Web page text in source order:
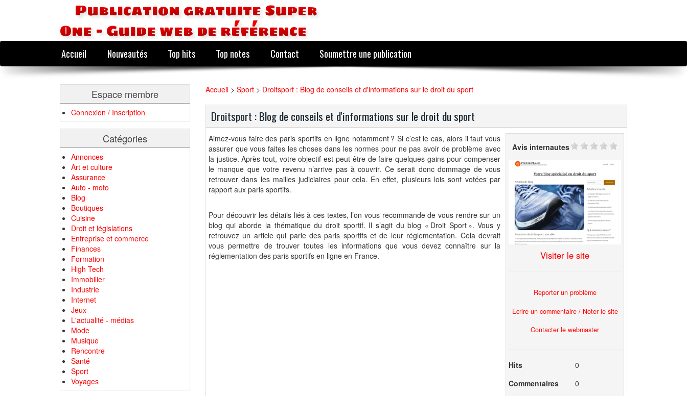
Publication gratuite Super
One - Guide web de référence
Accueil Nouveautés Top hits Top notes Contact Soumettre une publication
Espace membre
Connexion / Inscription
Catégories
Annonces
Art et culture
Assurance
Auto - moto
Blog
Boutiques
Cuisine
Droit et législations
Entreprise et commerce
Finances
Formation
High Tech
Immobilier
Industrie
Internet
Jeux
L'actualité - médias
Mode
Musique
Rencontre
Santé
Sport
Voyages
Accueil > Sport > Droitsport : Blog de conseils et d'informations sur le droit du sport
Droitsport : Blog de conseils et d'informations sur le droit du sport
Aimez-vous faire des paris sportifs en ligne notamment ? Si c’est le cas, alors il faut vous
assurer que vous faites les choses dans les normes pour ne pas avoir de problème avec
la justice. Après tout, votre objectif est peut-être de faire quelques gains pour compenser
le manque que votre revenu n’arrive pas à couvrir. Ce serait donc dommage de vous
retrouver dans les mailles judiciaires pour cela. En effet, plusieurs lois sont votées par
rapport aux paris sportifs.
Pour découvrir les détails liés à ces textes, l’on vous recommande de vous rendre sur un
blog qui aborde la thématique du droit sportif. Il s’agit du blog « Droit Sport ». Vous y
retrouvez un article qui parle des paris sportifs et de leur réglementation. Cela devrait
vous permettre de trouver toutes les informations que vous devez connaître sur la
réglementation des paris sportifs en ligne en France.
Avis internautes
Visiter le site
Reporter un problème
Ecrire un commentaire / Noter le site
Contacter le webmaster
Hits
0
Commentaires
0